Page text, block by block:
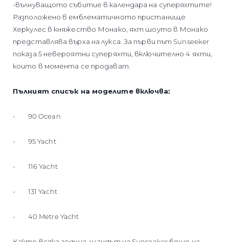
-вълнуващото събитие в календара на суперяхтите!
Разположено в емблематичното пристанище
Херкулес в княжество Монако, яхт шоуто в Монако
представлява върха на лукса. За първи път Sunseeker
показа 5 невероятни суперяхти, включително 4 яхти,
които в момента се продават.
Пълният списък на моделите включва:
- 90 Ocean
- 95 Yacht
- 116 Yacht
- 131 Yacht
- 40 Metre Yacht